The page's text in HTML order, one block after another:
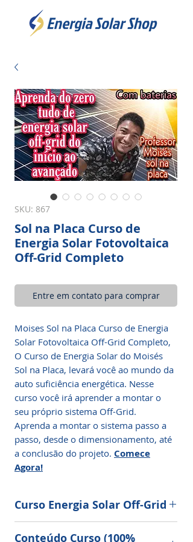
SKU: 867
Sol na Placa Curso de
Energia Solar Fotovoltaica
Off-Grid Completo
Entre em contato para comprar
Moises Sol na Placa Curso de Energia
Solar Fotovoltaica Off-Grid Completo,
O Curso de Energia Solar do Moisés
Sol na Placa, levará você ao mundo da
auto suficiência energética. Nesse
curso você irá aprender a montar o
seu próprio sistema Off-Grid.
Aprenda a montar o sistema passo a
passo, desde o dimensionamento, até
a conclusão do projeto. Comece
Agora!
Curso Energia Solar Off-Grid
Conteúdo Curso (100%